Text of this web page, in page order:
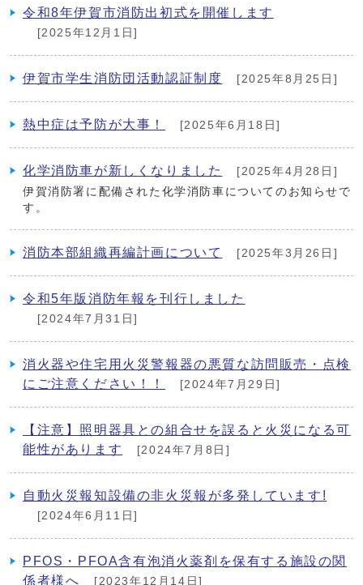
令和8年伊賀市消防出初式を開催します
[2025年12月1日]
伊賀市学生消防団活動認証制度 [2025年8月25日]
熱中症は予防が大事！ [2025年6月18日]
化学消防車が新しくなりました
[2025年4月28日]
伊賀消防署に配備された化学消防車についてのお知らせで
す。
消防本部組織再編計画について [2025年3月26日]
令和5年版消防年報を刊行しました
[2024年7月31日]
消火器や住宅用火災警報器の悪質な訪問販売・点検
にご注意ください！！
[2024年7月29日]
【注意】照明器具との組合せを誤ると火災になる可
能性があります
[2024年7月8日]
自動火災報知設備の非火災報が多発しています!
[2024年6月11日]
PFOS・PFOA含有泡消火薬剤を保有する施設の関
係者様へ
[2023年12月14日]